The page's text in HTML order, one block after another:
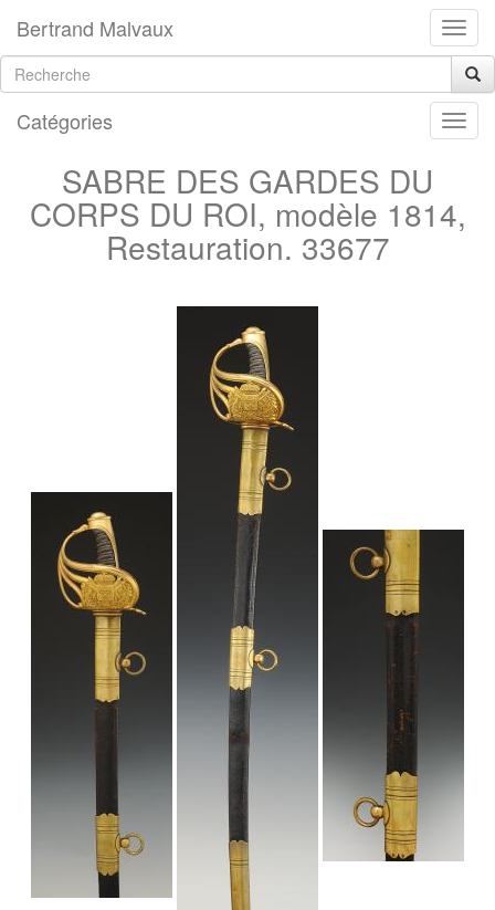
Bertrand Malvaux
Catégories
SABRE DES GARDES DU
CORPS DU ROI, modèle 1814,
Restauration. 33677